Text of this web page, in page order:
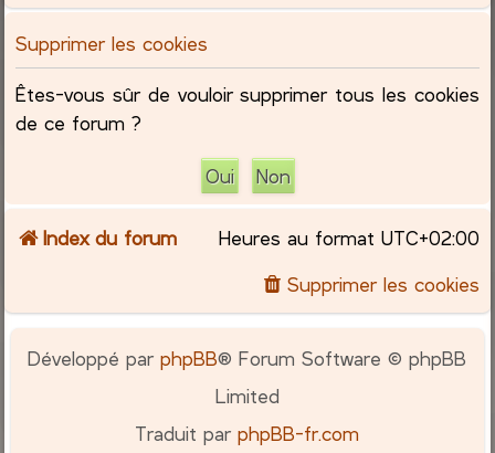
c
r
c
h
Supprimer les cookies
Êtes-vous sûr de vouloir supprimer tous les cookies
de ce forum ?
Index du forum Heures au format UTC+02:00
Supprimer les cookies
Développé parphpBB® Forum Software © phpBB
Limited
Traduit parphpBB-fr.com